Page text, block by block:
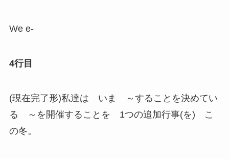
We e-
4行目
(現在完了形)私達は いま ～することを決めてい
る ～を開催することを 1つの追加行事(を) こ
の冬。